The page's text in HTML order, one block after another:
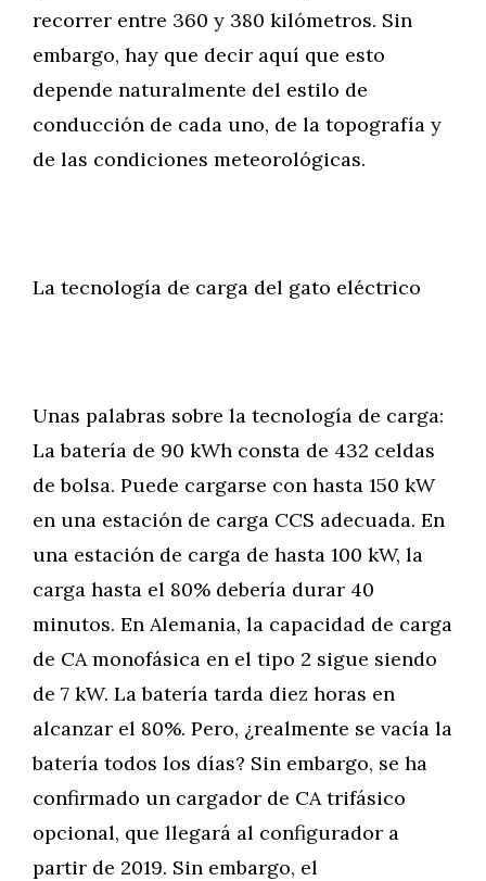
recorrer entre 360 y 380 kilómetros. Sin
embargo, hay que decir aquí que esto
depende naturalmente del estilo de
conducción de cada uno, de la topografía y
de las condiciones meteorológicas.
La tecnología de carga del gato eléctrico
Unas palabras sobre la tecnología de carga:
La batería de 90 kWh consta de 432 celdas
de bolsa. Puede cargarse con hasta 150 kW
en una estación de carga CCS adecuada. En
una estación de carga de hasta 100 kW, la
carga hasta el 80% debería durar 40
minutos. En Alemania, la capacidad de carga
de CA monofásica en el tipo 2 sigue siendo
de 7 kW. La batería tarda diez horas en
alcanzar el 80%. Pero, ¿realmente se vacía la
batería todos los días? Sin embargo, se ha
confirmado un cargador de CA trifásico
opcional, que llegará al configurador a
partir de 2019. Sin embargo, el